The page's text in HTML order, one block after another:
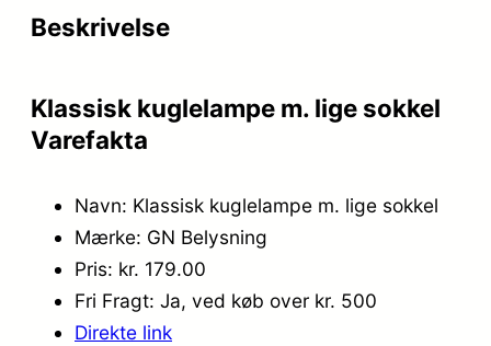
Beskrivelse
Klassisk kuglelampe m. lige sokkel
Varefakta
Navn: Klassisk kuglelampe m. lige sokkel
Mærke: GN Belysning
Pris: kr. 179.00
Fri Fragt: Ja, ved køb over kr. 500
Direkte link